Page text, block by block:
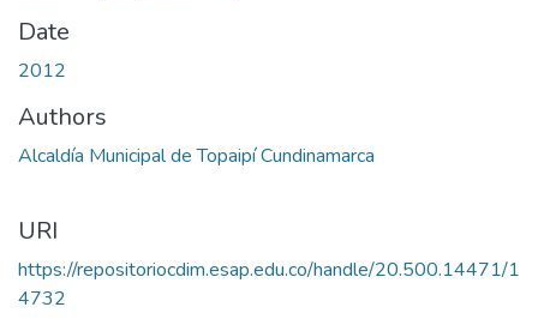
Date
2012
Authors
Alcaldía Municipal de Topaipí Cundinamarca
URI
https://repositoriocdim.esap.edu.co/handle/20.500.14471/1
4732